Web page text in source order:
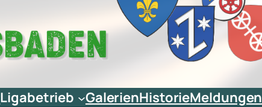
Ligabetrieb GalerienHistorieMeldungen